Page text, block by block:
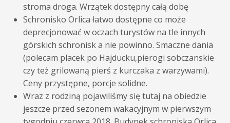
stroma droga. Wrzątek dostępny całą dobę
Schronisko Orlica łatwo dostępne co może
deprecjonować w oczach turystów na tle innych
górskich schronisk a nie powinno. Smaczne dania
(polecam placek po Hajducku,pierogi sobczanskie
czy też grilowaną pierś z kurczaka z warzywami).
Ceny przystępne, porcje solidne.
Wraz z rodziną pojawiliśmy się tutaj na obiedzie
jeszcze przed sezonem wakacyjnym w pierwszym